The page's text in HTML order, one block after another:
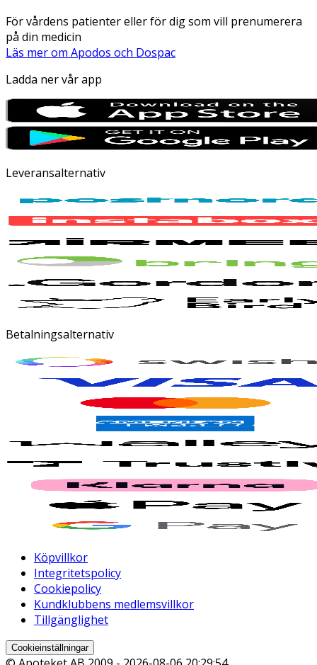
För vårdens patienter eller för dig som vill prenumerera
på din medicin
Läs mer om Apodos och Dospac
Ladda ner vår app
Leveransalternativ
Betalningsalternativ
Köpvillkor
Integritetspolicy
Cookiepolicy
Kundklubbens medlemsvillkor
Tillgänglighet
Cookieinställningar